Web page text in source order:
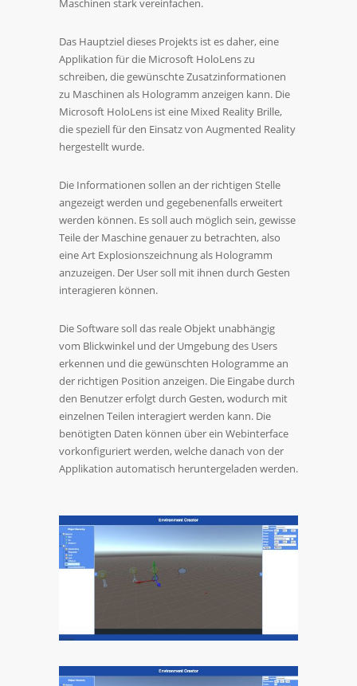
Maschinen stark vereinfachen.
Das Hauptziel dieses Projekts ist es daher, eine
Applikation für die Microsoft HoloLens zu
schreiben, die gewünschte Zusatzinformationen
zu Maschinen als Hologramm anzeigen kann. Die
Microsoft HoloLens ist eine Mixed Reality Brille,
die speziell für den Einsatz von Augmented Reality
hergestellt wurde.
Die Informationen sollen an der richtigen Stelle
angezeigt werden und gegebenenfalls erweitert
werden können. Es soll auch möglich sein, gewisse
Teile der Maschine genauer zu betrachten, also
eine Art Explosionszeichnung als Hologramm
anzuzeigen. Der User soll mit ihnen durch Gesten
interagieren können.
Die Software soll das reale Objekt unabhängig
vom Blickwinkel und der Umgebung des Users
erkennen und die gewünschten Hologramme an
der richtigen Position anzeigen. Die Eingabe durch
den Benutzer erfolgt durch Gesten, wodurch mit
einzelnen Teilen interagiert werden kann. Die
benötigten Daten können über ein Webinterface
vorkonfiguriert werden, welche danach von der
Applikation automatisch heruntergeladen werden.